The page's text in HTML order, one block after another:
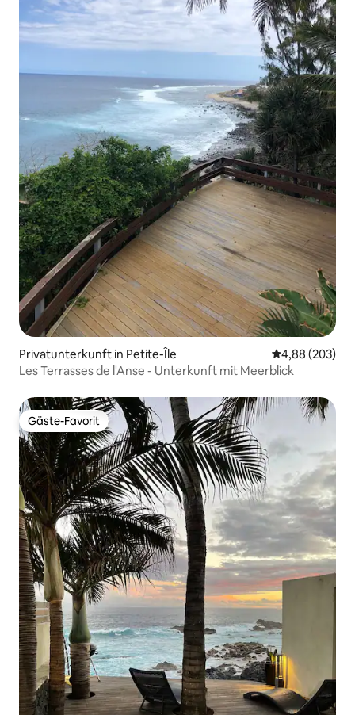
Privatunterkunft in Petite-Île
4,88 (203)
Les Terrasses de l'Anse - Unterkunft mit Meerblick
Gäste-Favorit
Gäste-Favorit